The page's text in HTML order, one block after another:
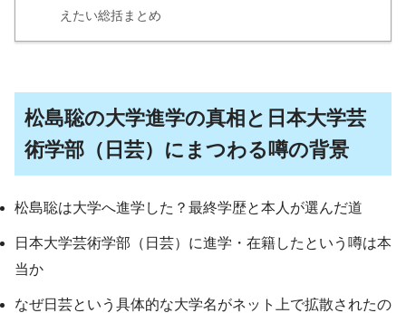
えたい総括まとめ
松島聡の大学進学の真相と日本大学芸
術学部（日芸）にまつわる噂の背景
松島聡は大学へ進学した？最終学歴と本人が選んだ道
日本大学芸術学部（日芸）に進学・在籍したという噂は本
当か
なぜ日芸という具体的な大学名がネット上で拡散されたの